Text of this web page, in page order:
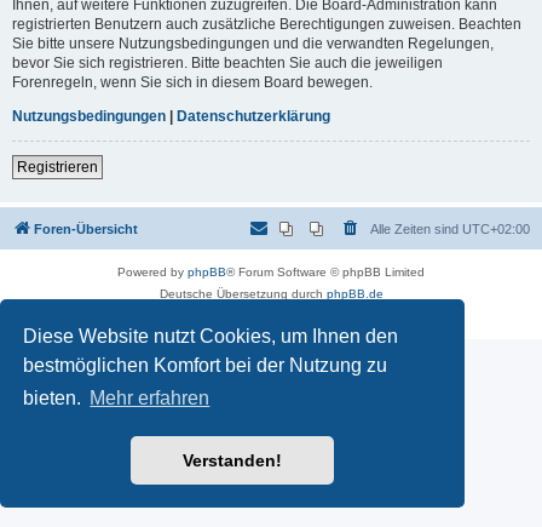
Diese Website nutzt Cookies, um Ihnen den
bestmöglichen Komfort bei der Nutzung zu
bieten. Mehr erfahren
Verstanden!
Ihnen, auf weitere Funktionen zuzugreifen. Die Board-Administration kann
registrierten Benutzern auch zusätzliche Berechtigungen zuweisen. Beachten
Sie bitte unsere Nutzungsbedingungen und die verwandten Regelungen,
bevor Sie sich registrieren. Bitte beachten Sie auch die jeweiligen
Forenregeln, wenn Sie sich in diesem Board bewegen.
Nutzungsbedingungen | Datenschutzerklärung
Registrieren
Foren-Übersicht Alle Zeiten sind UTC+02:00
Powered by phpBB® Forum Software © phpBB Limited
Deutsche Übersetzung durch phpBB.de